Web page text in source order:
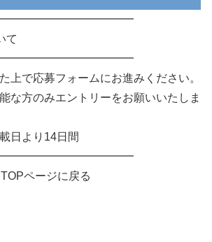
て
上で応募フォームにお進みください。
な方のみエントリーをお願いいたしま
日より14日間
ページに戻る